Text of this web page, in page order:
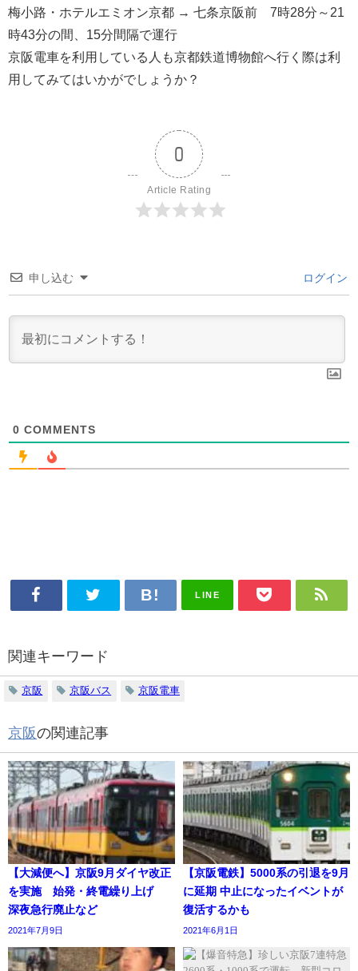
梅小路・ホテルエミオン京都 → 七条京阪前 7時28分～21
時43分の間、15分間隔で運行
京阪電車を利用している人も京都鉄道博物館へ行く際は利
用してみてはいかがでしょうか？
0
Article Rating
申し込む ログイン
0 COMMENTS
LINE
関連キーワード
京阪 京阪バス 京阪電車
京阪の関連記事
【大減便へ】京阪9月ダイヤ改正
を実施 始発・終電繰り上げ
深夜急行廃止など
2021年7月9日
【京阪電鉄】5000系の引退を9月
に延期 中止になったイベントが
復活するかも
2021年6月1日